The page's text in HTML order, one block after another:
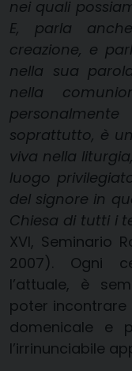
nei quali
E, parla
creazione, e
nella sua
nella
soprattutto, è
viva nella
luogo
del signore in
Chiesa di tutti i
XVI, Seminario
2007). Ogni
l’attuale, è
poter incontrare
domenicale e
l’irrinunciabile